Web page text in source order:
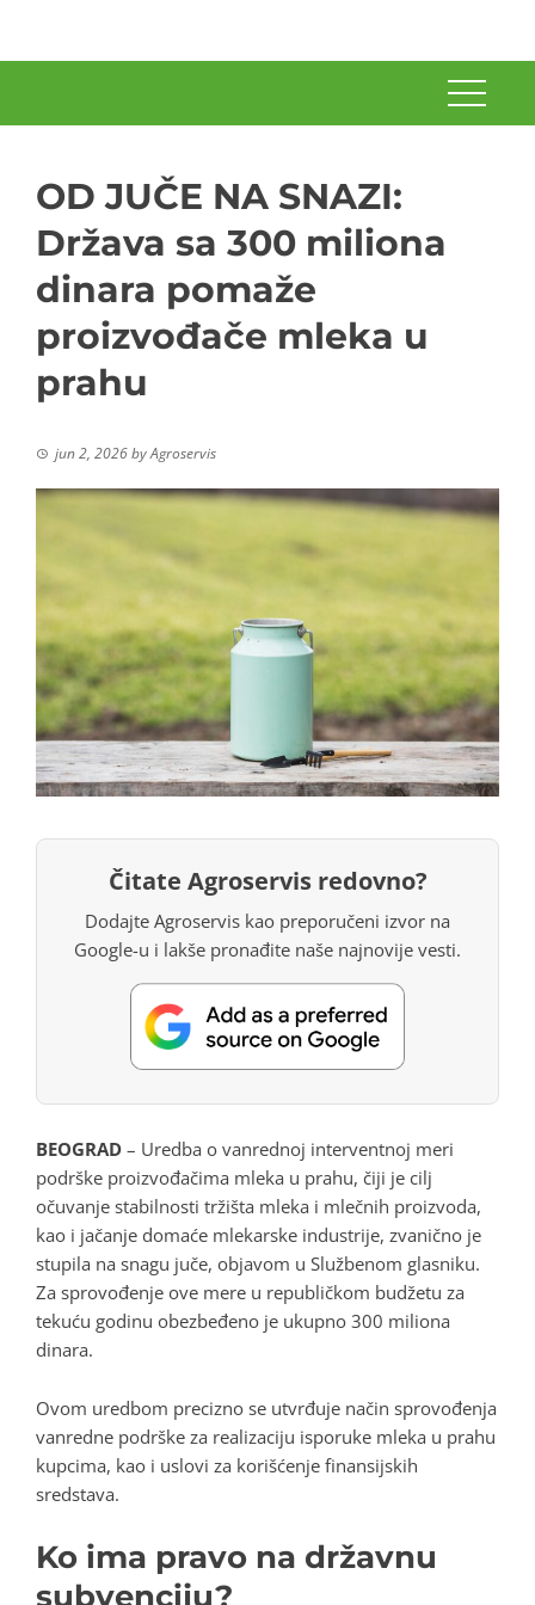
OD JUČE NA SNAZI:
Država sa 300 miliona
dinara pomaže
proizvođače mleka u
prahu
jun 2, 2026byAgroservis
Čitate Agroservis redovno?
Dodajte Agroservis kao preporučeni izvor na
Google-u i lakše pronađite naše najnovije vesti.
BEOGRAD – Uredba o vanrednoj interventnoj meri
podrške proizvođačima mleka u prahu, čiji je cilj
očuvanje stabilnosti tržišta mleka i mlečnih proizvoda,
kao i jačanje domaće mlekarske industrije, zvanično je
stupila na snagu juče, objavom u Službenom glasniku.
Za sprovođenje ove mere u republičkom budžetu za
tekuću godinu obezbeđeno je ukupno 300 miliona
dinara.
Ovom uredbom precizno se utvrđuje način sprovođenja
vanredne podrške za realizaciju isporuke mleka u prahu
kupcima, kao i uslovi za korišćenje finansijskih
sredstava.
Ko ima pravo na državnu
subvenciju?